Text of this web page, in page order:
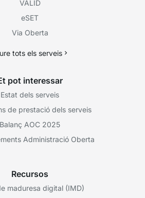
VÀLID
eSET
Via Oberta
tots els serveis
pot interessar
Estat dels serveis
de prestació dels serveis
Balanç AOC 2025
Administració Oberta
Recursos
maduresa digital (IMD)